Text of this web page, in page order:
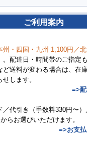
ご利用案内
州・四国・九州 1,100円／
。配達日・時間帯のご指定
ど送料が変わる場合は、在
します。
=>
／代引き（手数料330円〜
らお選びいただけます。
=>お支